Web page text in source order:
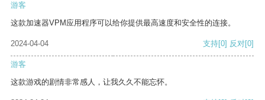
游客
这款加速器VPM应用程序可以给你提供最高速度和安全性的连接。
2024-04-04 支持[0] 反对[0]
游客
这款游戏的剧情非常感人，让我久久不能忘怀。